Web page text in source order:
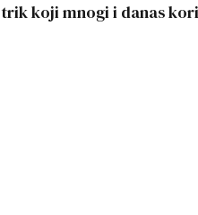
koji mnogi i danas